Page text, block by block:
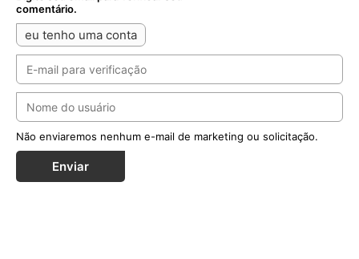
comentário.
eu tenho uma conta
Não enviaremos nenhum e-mail de marketing ou solicitação.
Enviar